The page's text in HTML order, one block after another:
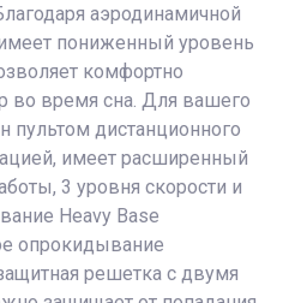
аэродинамичной
пониженный уровень
комфортно
во время сна. Для вашего
пультом дистанционного
имеет расширенный
3 уровня скорости и
Heavy Base
опрокидывание
решетка с двумя